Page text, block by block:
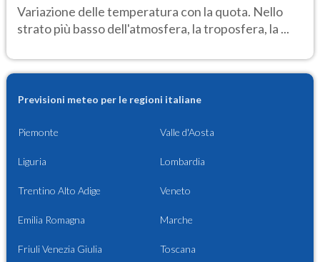
Variazione delle temperatura con la quota. Nello
strato più basso dell'atmosfera, la troposfera, la ...
Previsioni meteo per le regioni italiane
Piemonte Valle d'Aosta
Liguria Lombardia
Trentino Alto Adige Veneto
Emilia Romagna Marche
Friuli Venezia Giulia Toscana